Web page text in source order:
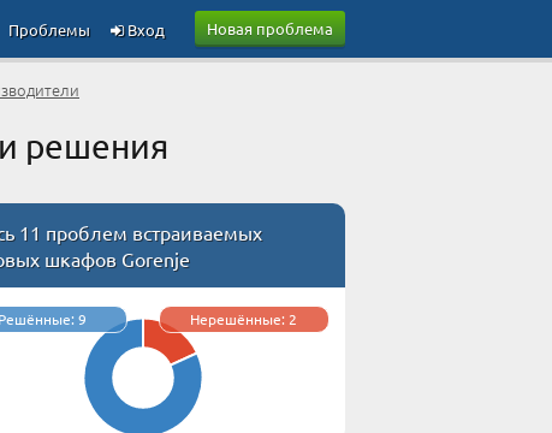
Новая проблема
Вход
Проблемы
решения
11 проблем встраиваемых
шкафов Gorenje
Решённые: 9 Нерешённые: 2